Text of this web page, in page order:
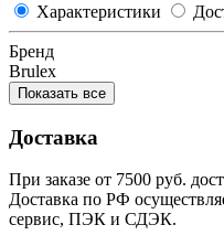
Характеристики
Бренд
Brulex
Показать все
Доставка
При заказе от 7500 руб.
Доставка по РФ
сервис, ПЭК и СДЭК.